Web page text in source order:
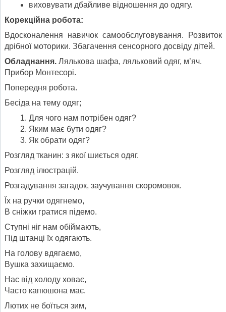
виховувати дбайливе відношення до одягу.
Корекційна робота:
Вдосконалення навичок самообслуговування. Розвиток
дрібної моторики. Збагачення сенсорного досвіду дітей.
Обладнання. Лялькова шафа, ляльковий одяг, м’яч.
Прибор Монтесорі.
Попередня робота.
Бесіда на тему одяг;
Для чого нам потрібен одяг?
Яким має бути одяг?
Як обрати одяг?
Розгляд тканин: з якої шиється одяг.
Розгляд ілюстрацій.
Розгадування загадок, заучування скоромовок.
Їх на ручки одягнемо,
В сніжки гратися підемо.
Ступні ніг нам обіймають,
Під штанці їх одягають.
На голову вдягаємо,
Вушка захищаємо.
Нас від холоду ховає,
Часто капюшона має.
Лютих не боїться зим,